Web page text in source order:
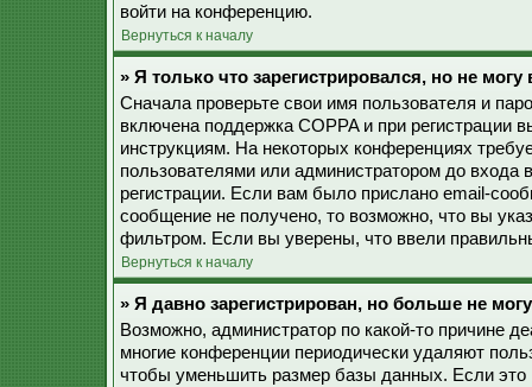
войти на конференцию.
Вернуться к началу
» Я только что зарегистрировался, но не могу
Сначала проверьте свои имя пользователя и
включена поддержка COPPA и при регистрации
инструкциям. На некоторых конференциях
пользователями или администратором до
регистрации. Если вам было прислано email-
сообщение не получено, то возможно, что вы
фильтром. Если вы уверены, что ввели
Вернуться к началу
» Я давно зарегистрирован, но больше не
Возможно, администратор по какой-то причине
многие конференции периодически удаляют
чтобы уменьшить размер базы данных. Если это